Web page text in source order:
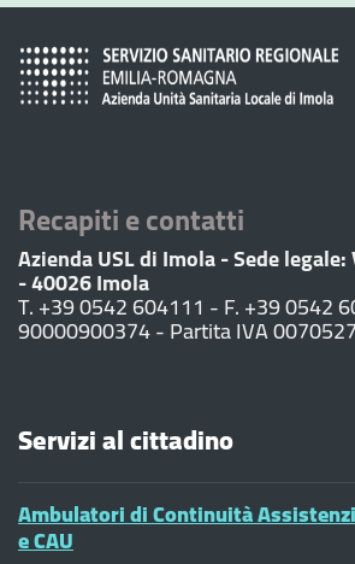
Recapiti e contatti
Azienda USL di Imola - Sede
- 40026 Imola
T. +39 0542 604111 - F. +39 0542
90000900374 - Partita IVA
Servizi al cittadino
Ambulatori di Continuità
e CAU